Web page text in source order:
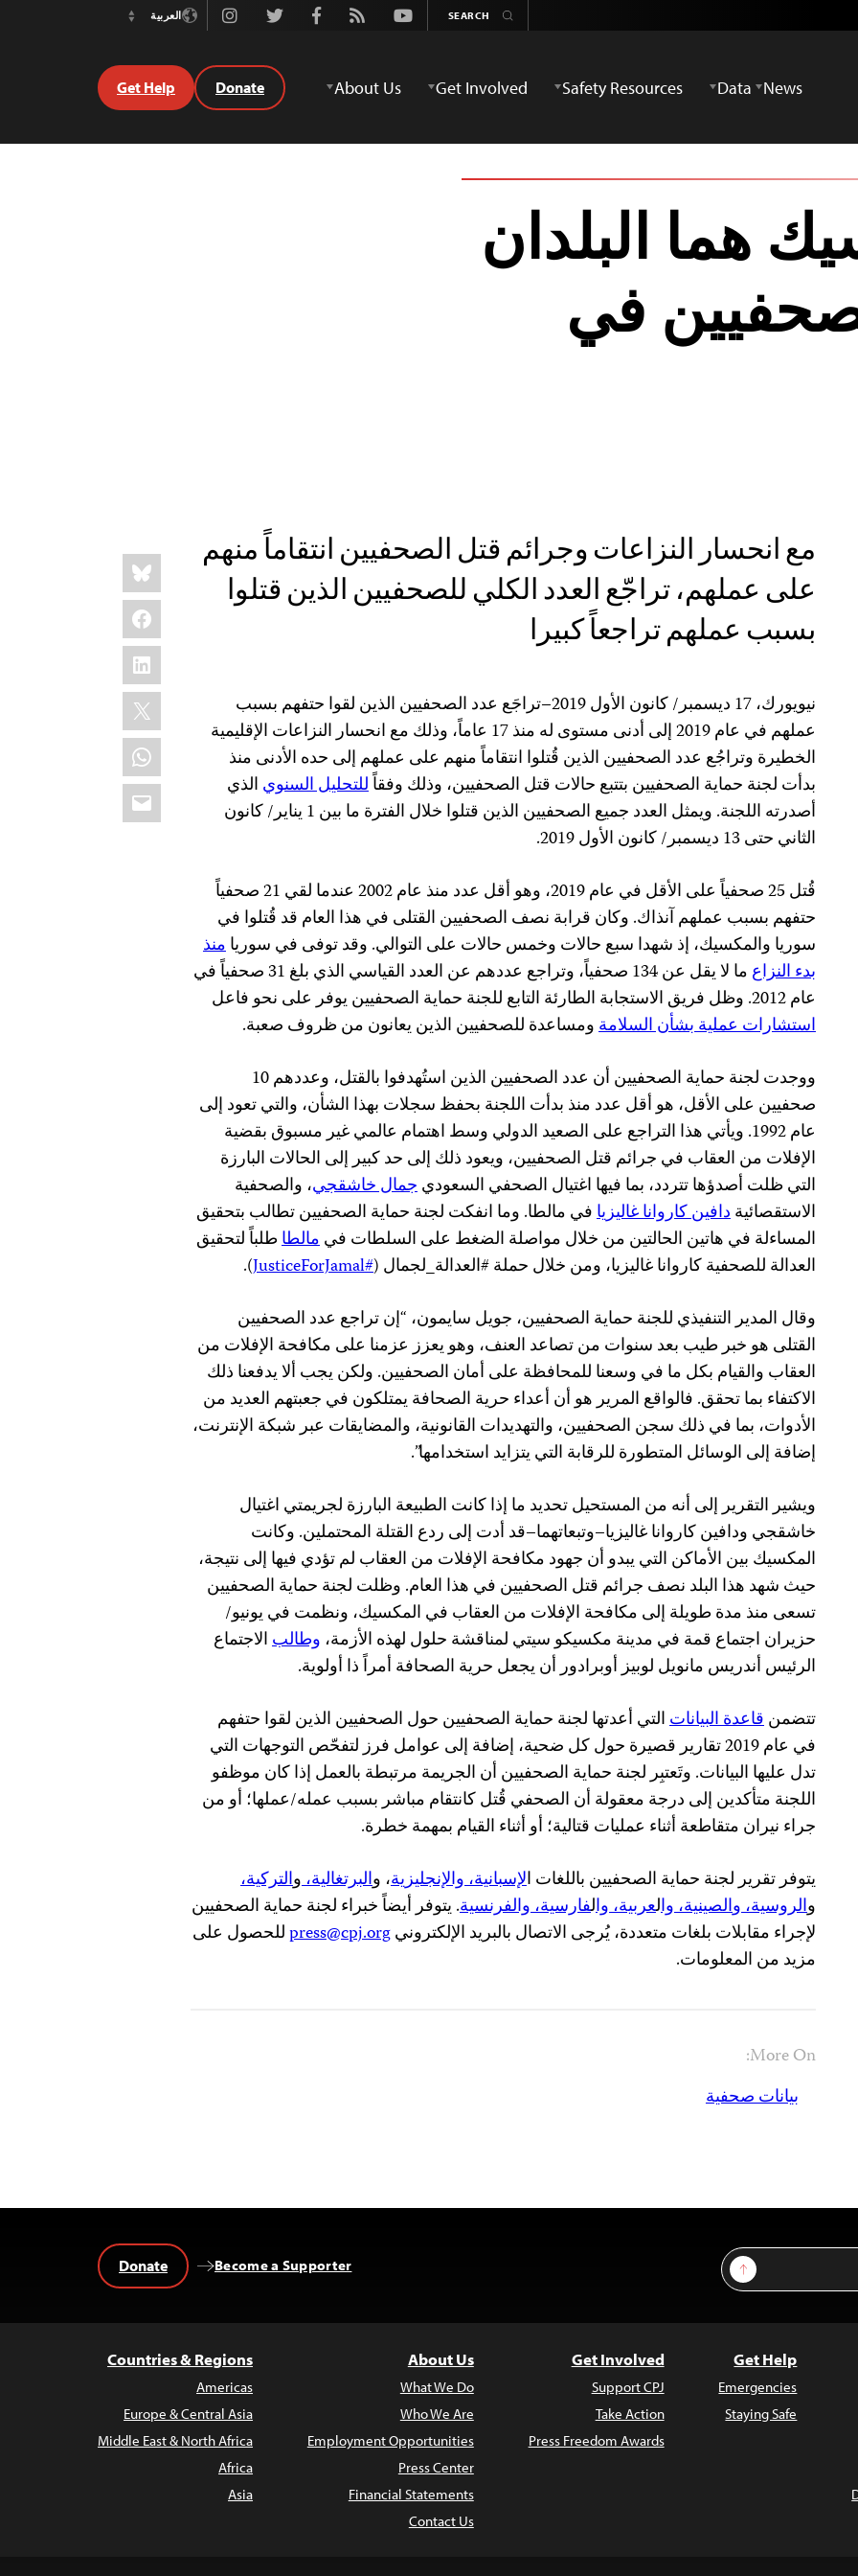
Youtube
Rss
Facebook
Twitter
Instagramالعربية
Switch
News
Data
Safety Resources
Get Involved
About Us
Donate
Get Help
هما البلدان
في
Share
this:
Bluesky
Facebook
LinkedIn
X
WhatsApp
Email
مع انحسار النزاعات وجرائم قتل الصحفيين انتقاماً منهم
على عملهم، تراجّع العدد الكلي للصحفيين الذين قتلوا
بسبب عملهم تراجعاً كبيرا
نيويورك، 17 ديسمبر/ كانون الأول 2019–تراجَع عدد الصحفيين الذين لقوا حتفهم بسبب
عملهم في عام 2019 إلى أدنى مستوى له منذ 17 عاماً، وذلك مع انحسار النزاعات الإقليمية
الخطيرة وتراجُع عدد الصحفيين الذين قُتلوا انتقاماً منهم على عملهم إلى حده الأدنى منذ
بدأت لجنة حماية الصحفيين بتتبع حالات قتل الصحفيين، وذلك وفقاًللتحليل السنوي الذي
أصدرته اللجنة. ويمثل العدد جميع الصحفيين الذين قتلوا خلال الفترة ما بين 1 يناير/ كانون
الثاني حتى 13 ديسمبر/ كانون الأول 2019.
قُتل 25 صحفياً على الأقل في عام 2019، وهو أقل عدد منذ عام 2002 عندما لقي 21 صحفياً
حتفهم بسبب عملهم آنذاك. وكان قرابة نصف الصحفيين القتلى في هذا العام قد قُتلوا في
سوريا والمكسيك، إذ شهدا سبع حالات وخمس حالات على التوالي. وقد توفى في سوريامنذ
بدء النزاع
ما لا يقل عن 134 صحفياً، وتراجع عددهم عن العدد القياسي الذي بلغ 31 صحفياً في
عام 2012. وظل فريق الاستجابة الطارئة التابع للجنة حماية الصحفيين يوفر على نحو فاعل
استشارات عملية بشأن السلامةومساعدة للصحفيين الذين يعانون من ظروف صعبة.
ووجدت لجنة حماية الصحفيين أن عدد الصحفيين الذين استُهدفوا بالقتل، وعددهم 10
صحفيين على الأقل، هو أقل عدد منذ بدأت اللجنة بحفظ سجلات بهذا الشأن، والتي تعود إلى
عام 1992. ويأتي هذا التراجع على الصعيد الدولي وسط اهتمام عالمي غير مسبوق بقضية
الإفلات من العقاب في جرائم قتل الصحفيين، ويعود ذلك إلى حد كبير إلى الحالات البارزة
التي ظلت أصدؤها تتردد، بما فيها اغتيال الصحفي السعوديجمال خاشقجي، والصحفية
الاستقصائيةدافين كاروانا غاليزيافي مالطا. وما انفكت لجنة حماية الصحفيين تطالب بتحقيق
المساءلة في هاتين الحالتين من خلال مواصلة الضغط على السلطات فيمالطاطلباً لتحقيق
العدالة للصحفية كاروانا غاليزيا، ومن خلال حملة #العدالة_لجمال (#JusticeForJamal
).
وقال المدير التنفيذي للجنة حماية الصحفيين، جويل سايمون، “إن تراجع عدد الصحفيين
القتلى هو خبر طيب بعد سنوات من تصاعد العنف، وهو يعزز عزمنا على مكافحة الإفلات من
العقاب والقيام بكل ما في وسعنا للمحافظة على أمان الصحفيين. ولكن يجب ألا يدفعنا ذلك
الاكتفاء بما تحقق. فالواقع المرير هو أن أعداء حرية الصحافة يمتلكون في جعبتهم العديد من
الأدوات، بما في ذلك سجن الصحفيين، والتهديدات القانونية، والمضايقات عبر شبكة الإنترنت،
إضافة إلى الوسائل المتطورة للرقابة التي يتزايد استخدامها”.
ويشير التقرير إلى أنه من المستحيل تحديد ما إذا كانت الطبيعة البارزة لجريمتي اغتيال
خاشقجي ودافين كاروانا غاليزيا–وتبعاتهما–قد أدت إلى ردع القتلة المحتملين. وكانت
المكسيك بين الأماكن التي يبدو أن جهود مكافحة الإفلات من العقاب لم تؤدي فيها إلى نتيجة،
حيث شهد هذا البلد نصف جرائم قتل الصحفيين في هذا العام. وظلت لجنة حماية الصحفيين
تسعى منذ مدة طويلة إلى مكافحة الإفلات من العقاب في المكسيك، ونظمت في يونيو/
حزيران اجتماع قمة في مدينة مكسيكو سيتي لمناقشة حلول لهذه الأزمة، وطالبالاجتماع
الرئيس أندريس مانويل لوبيز أوبرادور أن يجعل حرية الصحافة أمراً ذا أولوية.
تتضمنقاعدة البياناتالتي أعدتها لجنة حماية الصحفيين حول الصحفيين الذين لقوا حتفهم
في عام 2019 تقارير قصيرة حول كل ضحية، إضافة إلى عوامل فرز لتفحّص التوجهات التي
تدل عليها البيانات. وتَعتبِر لجنة حماية الصحفيين أن الجريمة مرتبطة بالعمل إذا كان موظفو
اللجنة متأكدين إلى درجة معقولة أن الصحفي قُتل كانتقام مباشر بسبب عمله/عملها؛ أو من
جراء نيران متقاطعة أثناء عمليات قتالية؛ أو أثناء القيام بمهمة خطرة.
يتوفر تقرير لجنة حماية الصحفيين باللغات الإسبانية،والإنجليزية، والبرتغالية،والتركية،
والروسية، والصينية، والعربية، والفارسية،والفرنسية. يتوفر أيضاً خبراء لجنة حماية الصحفيين
لإجراء مقابلات بلغات متعددة، يُرجى الاتصال بالبريد الإلكترونيpress@cpj.orgللحصول على
مزيد من المعلومات.
More On:
بيانات صحفية
Sign Up
Become a Supporter
Donate
Get Help
Emergencies
Staying Safe
Get Involved
Support CPJ
Take Action
Press Freedom Awards
About Us
What We Do
Who We Are
Employment Opportunities
Press Center
Financial Statements
Contact Us
Countries & Regions
Americas
Europe & Central Asia
Middle East & North Africa
Africa
Asia